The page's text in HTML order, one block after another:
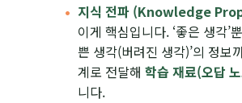
지식 전파 (Knowledge
이게 핵심입니다. ‘좋은 생각’
쁜 생각(버려진 생각)’의 정보
계로 전달해 학습 재료(오답
니다.